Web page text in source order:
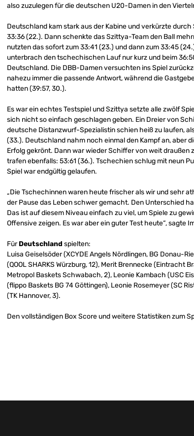
also zuzulegen für die deutschen U20-Damen in den
Deutschland kam stark aus der Kabine und verkürzte
33:36 (22.). Dann schenkte das Szittya-Team den Ball
nutzten das sofort zum 33:41 (23.) und dann zum 33:45
unterbrach den tschechischen Lauf nur kurz und beim
Deutschland. Die DBB-Damen versuchten ins Spiel
nahezu immer die passende Antwort, während die
hatten (39:57, 30.).
Es war ein echtes Testspiel und Szittya setzte alle zwölf
sich nicht so einfach geschlagen geben. Ein Dreier von
deutsche Distanzwurf-Spezialistin schien heiß zu laufen,
(33.). Deutschland nahm noch einmal den Kampf an, aber
Erfolg gekrönt. Dann war wieder Schiffer von weit draußen
trafen ebenfalls: 53:61 (36.). Tschechien schlug mit neun
Spiel war endgültig gelaufen.
„Die Tschechinnen waren heute frischer als wir und sehr
der Pause das Leben schwer gemacht. Den Unterschied
Das ist auf diesem Niveau einfach zu viel, um Spiele zu
Offensive zeigen. Es war aber ein guter Test heute“, sagte
FürDeutschland spielten:
Luisa Geiselsöder (XCYDE Angels Nördlingen, BG Donau-
(QOOL SHARKS Würzburg, 12), Merit Brennecke (Eintracht
Metropol Baskets Schwabach, 2), Leonie Kambach (USC
(flippo Baskets BG 74 Göttingen), Leonie Rosemeyer (SC
(TK Hannover, 3).
Den vollständigen Box Score und weitere Statistiken zum